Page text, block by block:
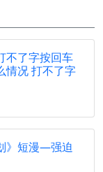
不了字按回车
情况 打不了字
》短漫—强迫